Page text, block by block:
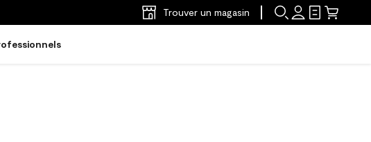
Trouver un magasin